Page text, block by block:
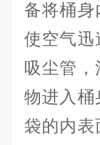
备将桶
使空气迅
吸尘管
物进入桶
袋的内